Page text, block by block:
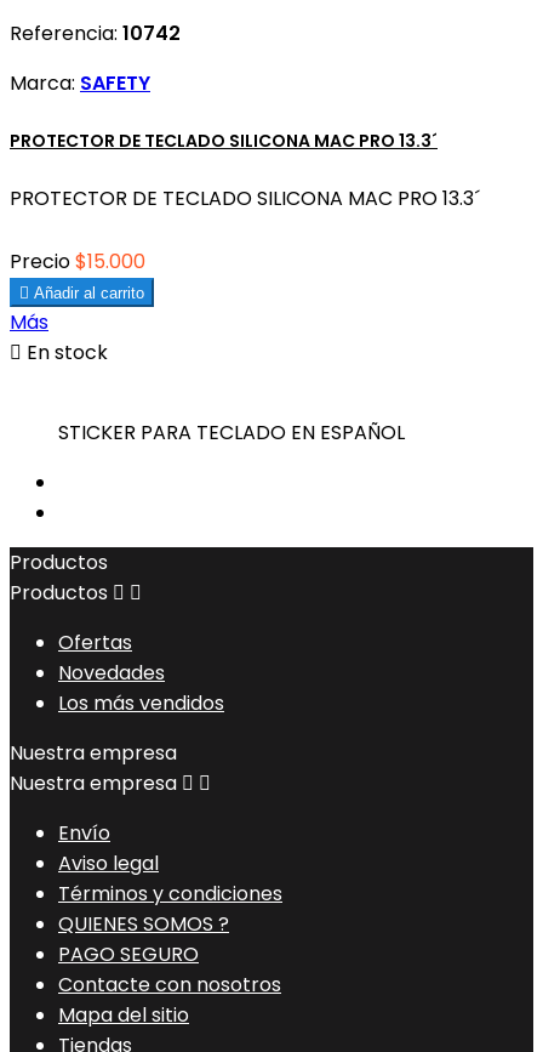
Referencia: 10742
Marca: SAFETY
PROTECTOR DE TECLADO SILICONA MAC PRO 13.3´
PROTECTOR DE TECLADO SILICONA MAC PRO 13.3´
Precio$15.000
 Añadir al carrito
Más
 En stock
STICKER PARA TECLADO EN ESPAÑOL
Productos
Productos  
Ofertas
Novedades
Los más vendidos
Nuestra empresa
Nuestra empresa  
Envío
Aviso legal
Términos y condiciones
QUIENES SOMOS ?
PAGO SEGURO
Contacte con nosotros
Mapa del sitio
Tiendas